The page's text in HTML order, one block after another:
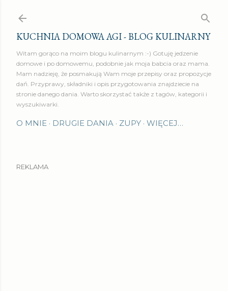
KUCHNIA DOMOWA AGI - BLOG KULINARNY
Witam gorąco na moim blogu kulinarnym :-) Gotuję jedzenie
domowe i po domowemu, podobnie jak moja babcia oraz mama.
Mam nadzieję, że posmakują Wam moje przepisy oraz propozycje
dań. Przyprawy, składniki i opis przygotowania znajdziecie na
stronie danego dania. Warto skorzystać także z tagów, kategorii i
wyszukiwarki.
O MNIE DRUGIE DANIA ZUPY WIĘCEJ…
REKLAMA